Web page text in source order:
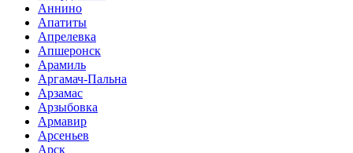
Аннино
Апатиты
Апрелевка
Апшеронск
Арамиль
Аргамач-Пальна
Арзамас
Арзыбовка
Армавир
Арсеньев
Арск